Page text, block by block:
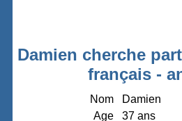
Damien cherche
français -
Nom
Damien
Age
37 ans